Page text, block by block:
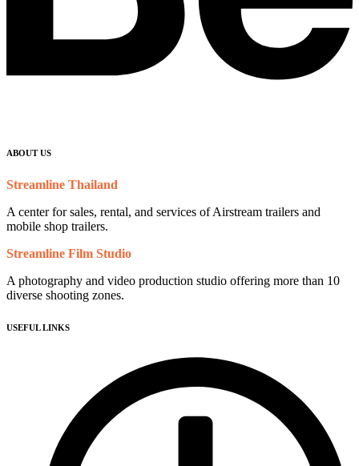
ABOUT US
Streamline Thailand
A center for sales, rental, and services of Airstream trailers and
mobile shop trailers.
Streamline Film Studio
A photography and video production studio offering more than 10
diverse shooting zones.
USEFUL LINKS